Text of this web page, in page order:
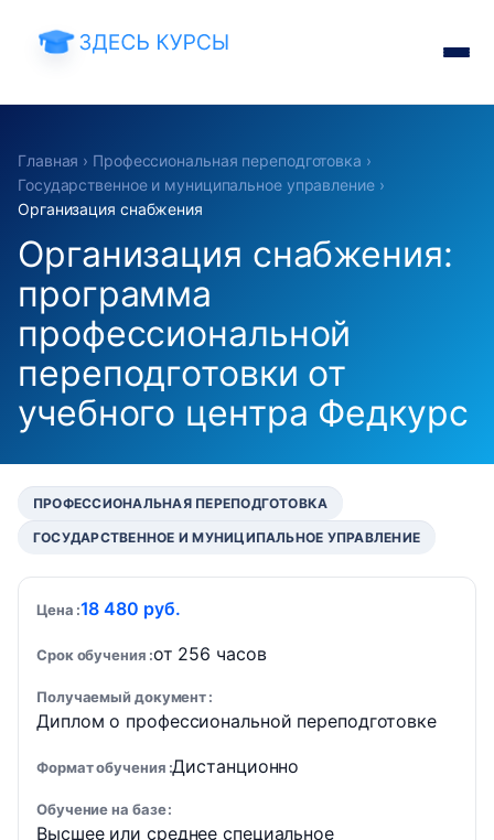
Главная › Профессиональная переподготовка ›
Государственное и муниципальное управление›
Организация снабжения
Организация снабжения:
программа
профессиональной
переподготовки от
учебного центра Федкурс
ПРОФЕССИОНАЛЬНАЯ ПЕРЕПОДГОТОВКА
ГОСУДАРСТВЕННОЕ И МУНИЦИПАЛЬНОЕ УПРАВЛЕНИЕ
Цена 18 480 руб.
Срок обучения от 256 часов
Получаемый документ
Диплом о профессиональной переподготовке
Формат обучения Дистанционно
Обучение на базе
Высшее или среднее специальное